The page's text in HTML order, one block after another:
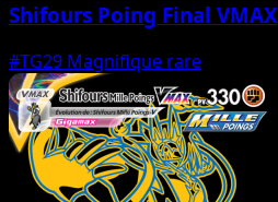
Shifours Poing Final VMAX
#TG29 Magnifique rare